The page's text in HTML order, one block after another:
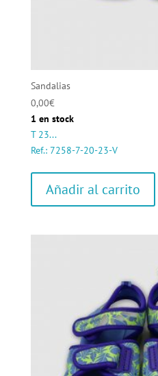
Sandalias
0,00€
1 en stock
T 23...
Ref.: 7258-7-20-23-V
Añadir al carrito